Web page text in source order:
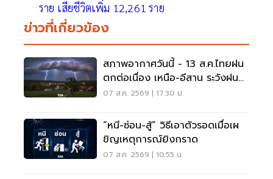
ราย เสียชีวิตเพิ่ม 12,261 ราย
ข่าวที่เกี่ยวข้อง
สภาพอากาศวันนี้ - 13 ส.ค.ไทยฝน
ตกต่อเนื่อง เหนือ-อีสาน ระวังฝน
ตกหนักมากบางแห่ง
07 ส.ค. 2569 | 17:30 น.
“หนี-ซ่อน-สู้” วิธีเอาตัวรอดเมื่อเผ
ขิญเหตุการณ์ยิงกราด
07 ส.ค. 2569 | 10:55 น.